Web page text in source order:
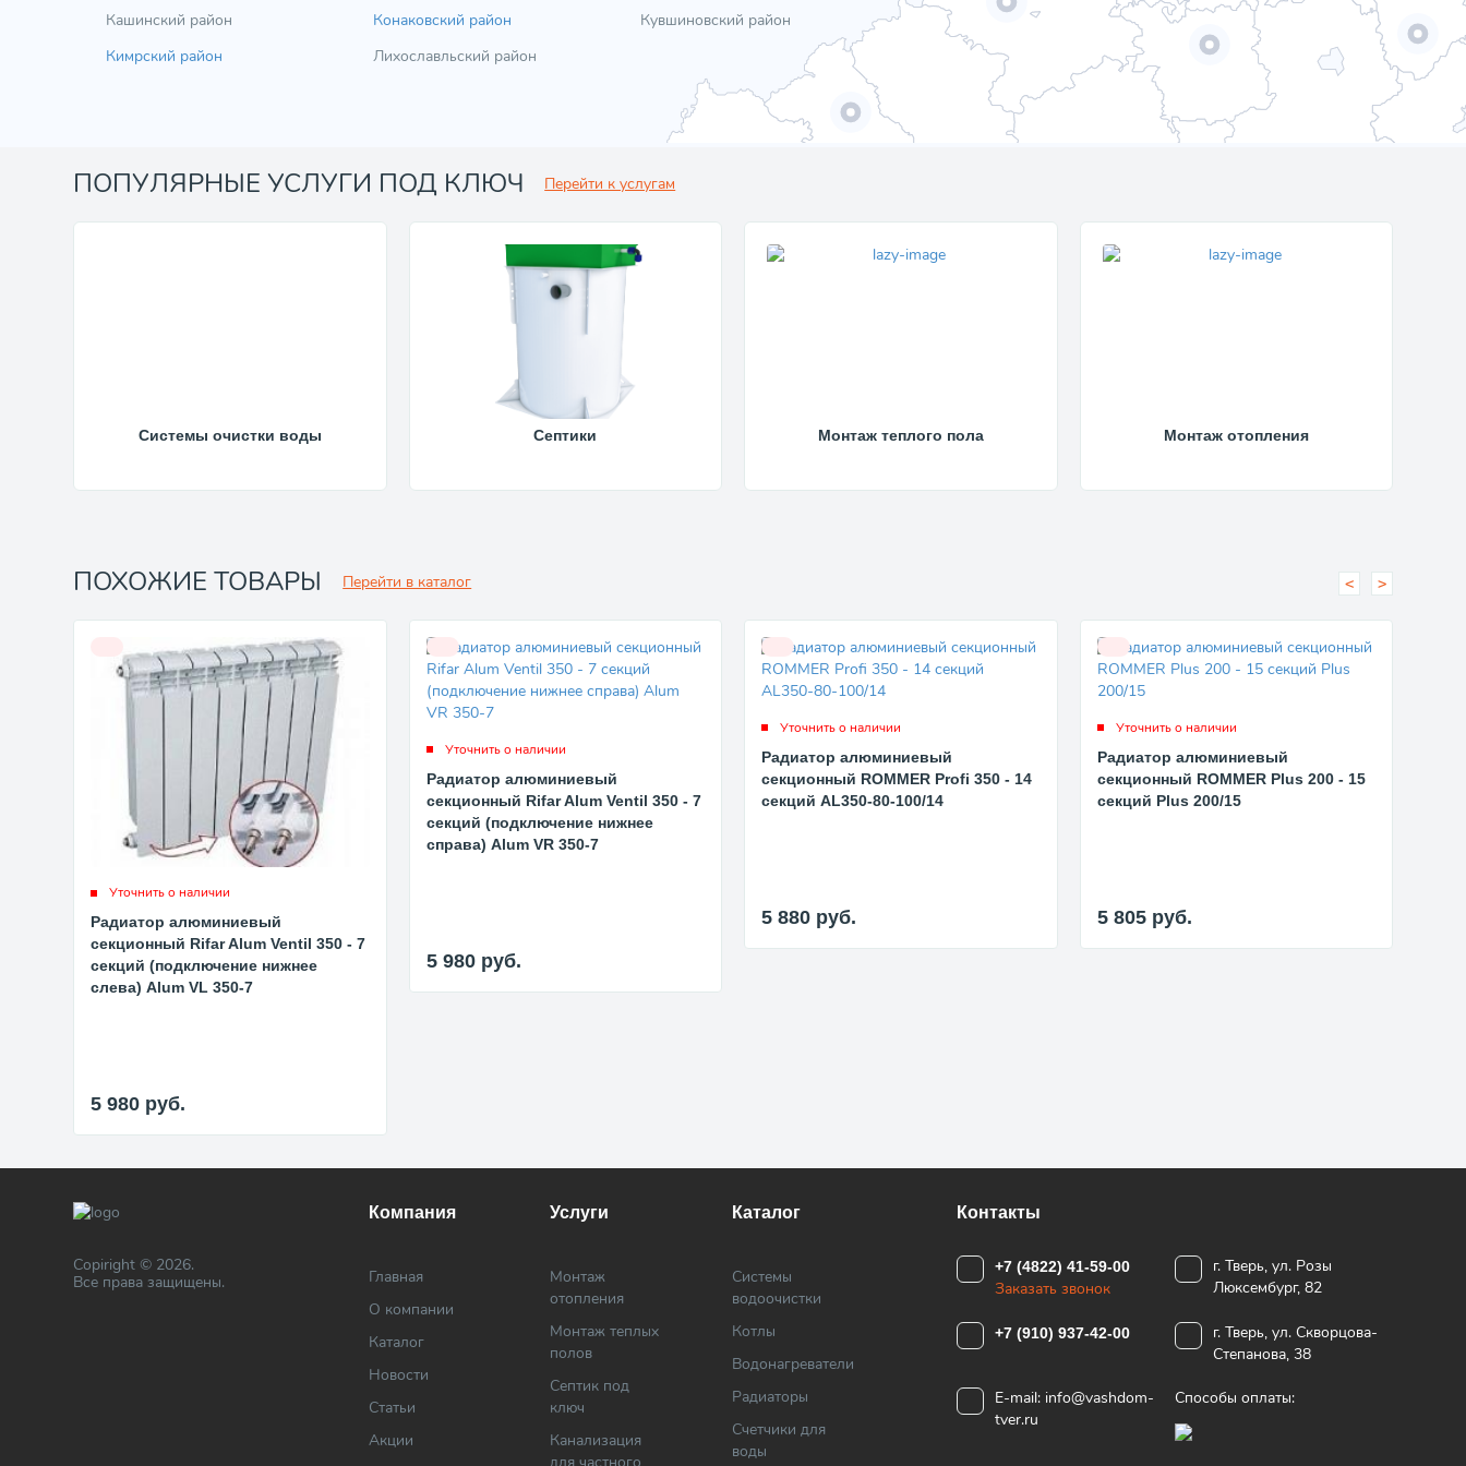
Кашинский район
Кимрский район
Конаковский район
Лихославльский район
Кувшиновский район
ПОПУЛЯРНЫЕ УСЛУГИ ПОД КЛЮЧ Перейти к услугам
Системы очистки воды Септики Монтаж теплого пола Монтаж отопления
ПОХОЖИЕ ТОВАРЫ Перейти в каталог
Уточнить о наличии
Радиатор алюминиевый
секционный Rifar Alum Ventil 350 - 7
секций (подключение нижнее
слева) Alum VL 350-7
5 980 руб.
Уточнить о наличии
Радиатор алюминиевый
секционный Rifar Alum Ventil 350 - 7
секций (подключение нижнее
справа) Alum VR 350-7
5 980 руб.
Уточнить о наличии
Радиатор алюминиевый
секционный ROMMER Profi 350 - 14
секций AL350-80-100/14
5 880 руб.
Уточнить о наличии
Радиатор алюминиевый
секционный ROMMER Plus 200 - 15
секций Plus 200/15
5 805 руб.
< >
Copiright © 2026.
Все права защищены.
Компания
Главная
О компании
Каталог
Новости
Статьи
Акции
Услуги
Монтаж
отопления
Монтаж теплых
полов
Септик под
ключ
Канализация
Каталог
Системы
водоочистки
Котлы
Водонагреватели
Радиаторы
Cчетчики для
воды
Контакты
+7 (4822) 41-59-00
Заказать звонок
г. Тверь, ул. Розы
Люксембург, 82
+7 (910) 937-42-00
г. Тверь, ул. Скворцова-
Степанова, 38
E-mail: info@vashdom-
tver.ru
Способы оплаты: